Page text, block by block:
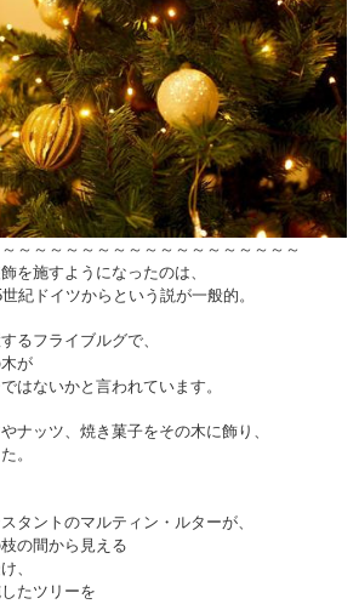
～～～ ～～～ ～～～ ～～～ ～～～ ～～～
を施すようになったのは、
紀ドイツからという説が一般的。
るフライブルグで、
が
はないかと言われています。
ナッツ、焼き菓子をその木に飾り、
。
タントのマルティン・ルターが、
の間から見える
、
たツリーを